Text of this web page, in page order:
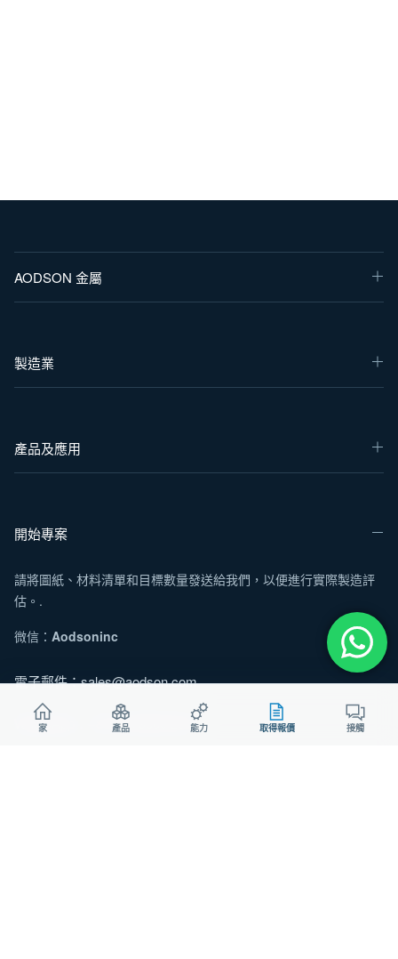
AODSON 金屬
製造業
產品及應用
開始專案
請將圖紙、材料清單和目標數量發送給我們，以便進行實際製造評
估。.
微信： Aodsoninc
電子郵件：sales@aodson.com
WhatsApp：+86 158 9600 2001
家 產品 能力 取得報價 接觸